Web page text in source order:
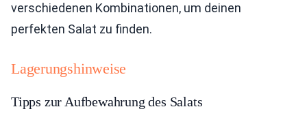
verschiedenen Kombinationen, um deinen
perfekten Salat zu finden.
Lagerungshinweise
Tipps zur Aufbewahrung des Salats